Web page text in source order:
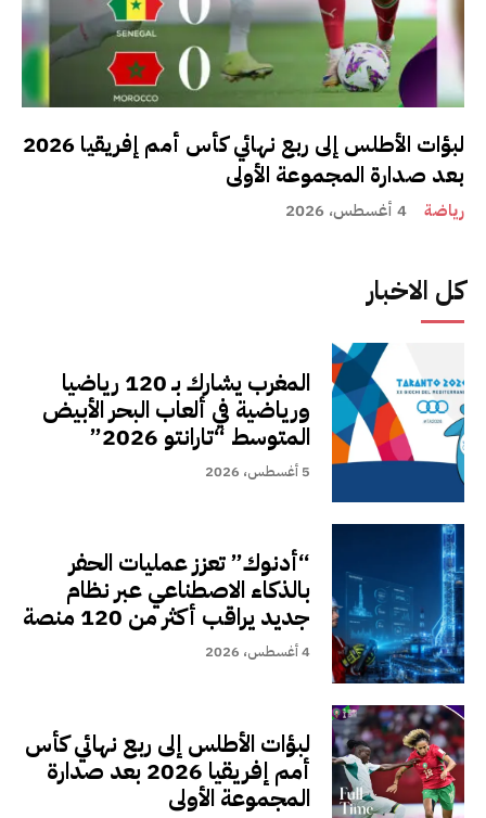
لبؤات الأطلس إلى ربع نهائي كأس أمم إفريقيا 2026
بعد صدارة المجموعة الأولى
رياضة 4 أغسطس، 2026
كل الاخبار
المغرب يشارك بـ 120 رياضيا
ورياضية في ألعاب البحر الأبيض
المتوسط “تارانتو 2026”
5 أغسطس، 2026
“أدنوك” تعزز عمليات الحفر
بالذكاء الاصطناعي عبر نظام
جديد يراقب أكثر من 120 منصة
4 أغسطس، 2026
لبؤات الأطلس إلى ربع نهائي كأس
أمم إفريقيا 2026 بعد صدارة
المجموعة الأولى